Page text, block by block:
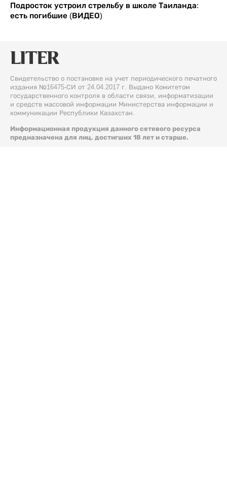
Подросток устроил стрельбу в школе Таиланда:
есть погибшие (ВИДЕО)
Свидетельство о постановке на учет периодического печатного
издания №16475-СИ от 24.04.2017 г. Выдано Комитетом
государственного контроля в области связи, информатизации
и средств массовой информации Министерства информации и
коммуникации Республики Казахстан.
Информационная продукция данного сетевого ресурса
предназначена для лиц, достигших 18 лет и старше.